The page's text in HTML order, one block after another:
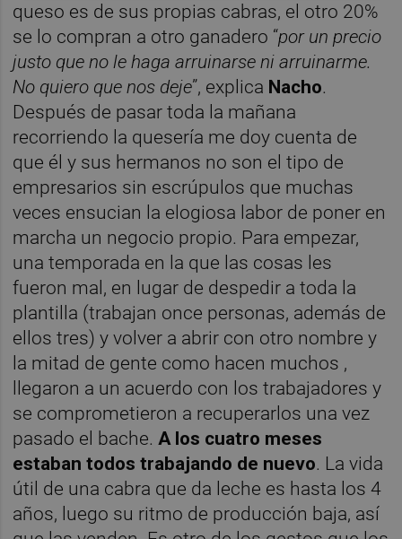
queso es de sus propias cabras, el otro 20%
se lo compran a otro ganadero “por un precio
justo que no le haga arruinarse ni arruinarme.
No quiero que nos deje”, explica Nacho.
Después de pasar toda la mañana
recorriendo la quesería me doy cuenta de
que él y sus hermanos no son el tipo de
empresarios sin escrúpulos que muchas
veces ensucian la elogiosa labor de poner en
marcha un negocio propio. Para empezar,
una temporada en la que las cosas les
fueron mal, en lugar de despedir a toda la
plantilla (trabajan once personas, además de
ellos tres) y volver a abrir con otro nombre y
la mitad de gente como hacen muchos ,
llegaron a un acuerdo con los trabajadores y
se comprometieron a recuperarlos una vez
pasado el bache. A los cuatro meses
estaban todos trabajando de nuevo. La vida
útil de una cabra que da leche es hasta los 4
años, luego su ritmo de producción baja, así